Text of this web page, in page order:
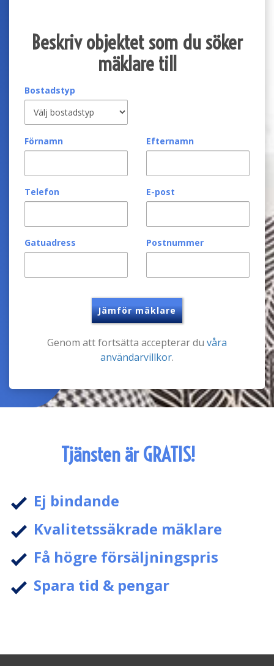
Beskriv objektet som du söker
mäklare till
Bostadstyp
Förnamn Efternamn
Telefon E-post
Gatuadress Postnummer
Jämför mäklare
Genom att fortsätta accepterar du våra
användarvillkor.
Tjänsten är GRATIS!
Ej bindande
Kvalitetssäkrade mäklare
Få högre försäljningspris
Spara tid & pengar